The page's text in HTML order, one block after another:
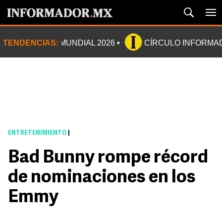
TENDENCIAS: MUNDIAL 2026 CÍRCULO
ENTRETENIMIENTO
Bad Bunny rompe récord
de nominaciones en los
Emmy